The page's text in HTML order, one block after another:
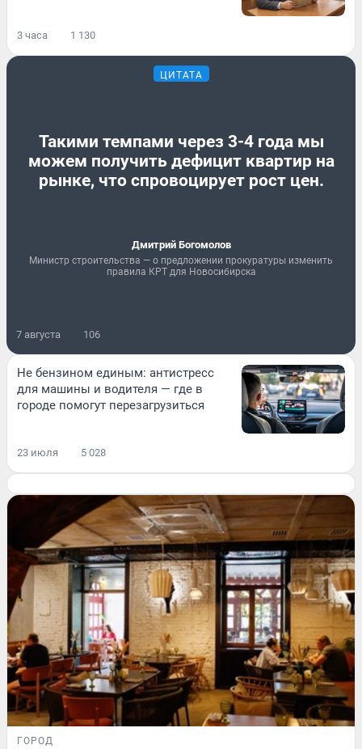
3 часа 1 130
ЦИТАТА
Такими темпами через 3-4 года мы
можем получить дефицит квартир на
рынке, что спровоцирует рост цен.
Дмитрий Богомолов
Министр строительства — о предложении прокуратуры изменить
правила КРТ для Новосибирска
7 августа 106
Не бензином единым: антистресс
для машины и водителя — где в
городе помогут перезагрузиться
23 июля 5 028
ГОРОД